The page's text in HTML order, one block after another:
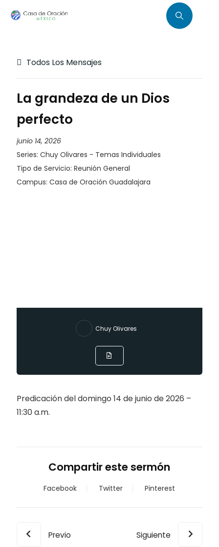
Todos Los Mensajes
La grandeza de un Dios
perfecto
junio 14, 2026
Series: Chuy Olivares - Temas Individuales
Tipo de Servicio: Reunión General
Campus: Casa de Oración Guadalajara
Chuy Olivares
Predicación del domingo 14 de junio de 2026 –
11:30 a.m.
Compartir este sermón
Facebook Twitter Pinterest
Previo Siguiente